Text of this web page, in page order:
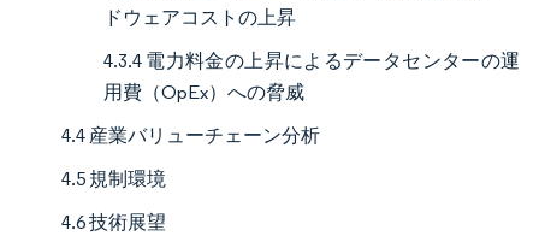
ドウェアコストの上昇
4.3.4 電力料金の上昇によるデータセンターの運
用費（OpEx）への脅威
4.4 産業バリューチェーン分析
4.5 規制環境
4.6 技術展望